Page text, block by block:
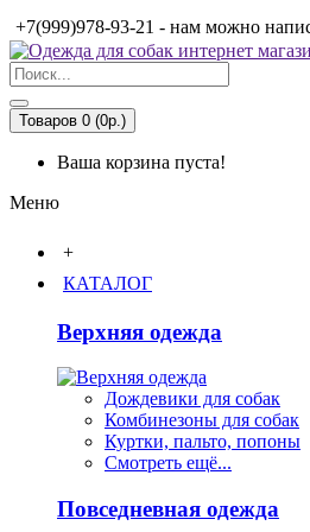
+7(999)978-93-21 - нам можно
Товаров 0 (0р.)
Ваша корзина пуста!
Меню
+
КАТАЛОГ
Верхняя одежда
Дождевики для собак
Комбинезоны для собак
Куртки, пальто, попоны
Смотреть ещё...
Повседневная одежда